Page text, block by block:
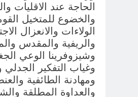
الحاجة عند الاقليات
والخضوع للمتخيل
الولاءات والانعزال
والريفية والمقدس
وشيزوفرينا الوعي
وغياب التفكير الجدلي
ومهادنة الطائفية
والعداوة المطلقة